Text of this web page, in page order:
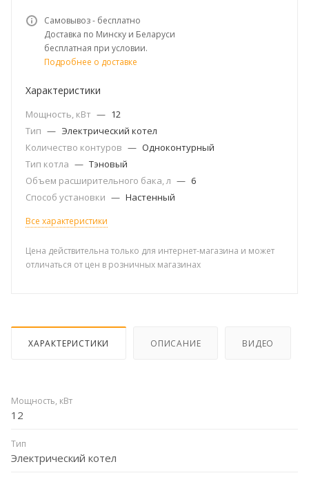
Самовывоз - бесплатно
Доставка по Минску и Беларуси
бесплатная при условии.
Подробнее о доставке
Характеристики
Мощность, кВт — 12
Тип — Электрический котел
Количество контуров — Одноконтурный
Тип котла — Тэновый
Объем расширительного бака, л — 6
Способ установки — Настенный
Все характеристики
Цена действительна только для интернет-магазина и может
отличаться от цен в розничных магазинах
ХАРАКТЕРИСТИКИ ОПИСАНИЕ ВИДЕО
Мощность, кВт
12
Тип
Электрический котел